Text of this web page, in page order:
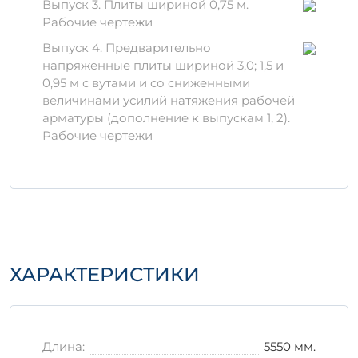
зданий
Укладке авто- и ж/д дорог
Материалы и производство
Изделие производится из
высококачественного бетона, который
механическим нагрузкам. Для повышения
Правила хранения и
транспортировки
эксплуатации и сохранности изделия
Выпуск 3. Плиты шириной 0,75 м.
Рабочие чертежи
Выпуск 4. Предварительно
напряженные плиты шириной 3,0; 1,5 и
0,95 м с вутами и со сниженными
величинами усилий натяжения рабочей
арматуры (дополнение к выпускам 1, 2).
Рабочие чертежи
ХАРАКТЕРИСТИКИ
Длина:
5550 мм.